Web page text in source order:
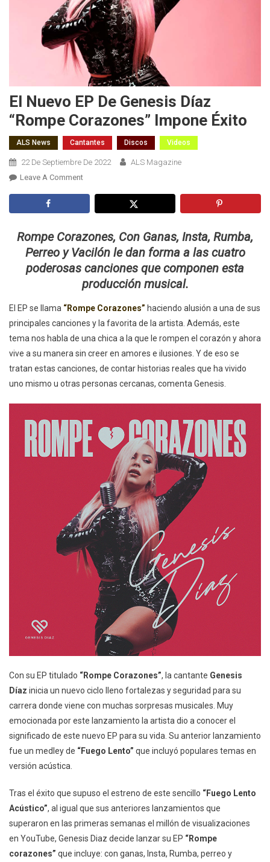
El Nuevo EP De Genesis Díaz
“Rompe Corazones” Impone Éxito
ALS News Cantantes Discos Videos
22 De Septiembre De 2022
ALS Magazine
Leave A CommentOn
De
Genesis
Díaz
“Rompe
Corazones”
Éxito
Rompe Corazones, Con Ganas, Insta, Rumba,
Perreo y Vacilón le dan forma a las cuatro
poderosas canciones que componen esta
producción musical.
El EP se llama “Rompe Corazones” haciendo alusión a una de sus
principales canciones y la favorita de la artista. Además, este
tema nos habla de una chica a la que le rompen el corazón y ahora
vive a su manera sin creer en amores e ilusiones. Y de eso se
tratan estas canciones, de contar historias reales que ha vivido
uno mismo u otras personas cercanas, comenta Genesis.
Con su EP titulado “Rompe Corazones”, la cantante Genesis
Díaz inicia un nuevo ciclo lleno fortalezas y seguridad para su
carrera donde viene con muchas sorpresas musicales. Muy
emocionada por este lanzamiento la artista dio a conocer el
significado de este nuevo EP para su vida. Su anterior lanzamiento
fue un medley de “Fuego Lento” que incluyó populares temas en
versión acústica.
Tras el éxito que supuso el estreno de este sencillo “Fuego Lento
Acústico”, al igual que sus anteriores lanzamientos que
superaron en las primeras semanas el millón de visualizaciones
en YouTube, Genesis Diaz decide lanzar su EP “Rompe
corazones” que incluye: con ganas, Insta, Rumba, perreo y